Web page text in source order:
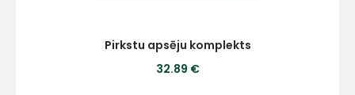
Pirkstu apsēju komplekts
32.89 €